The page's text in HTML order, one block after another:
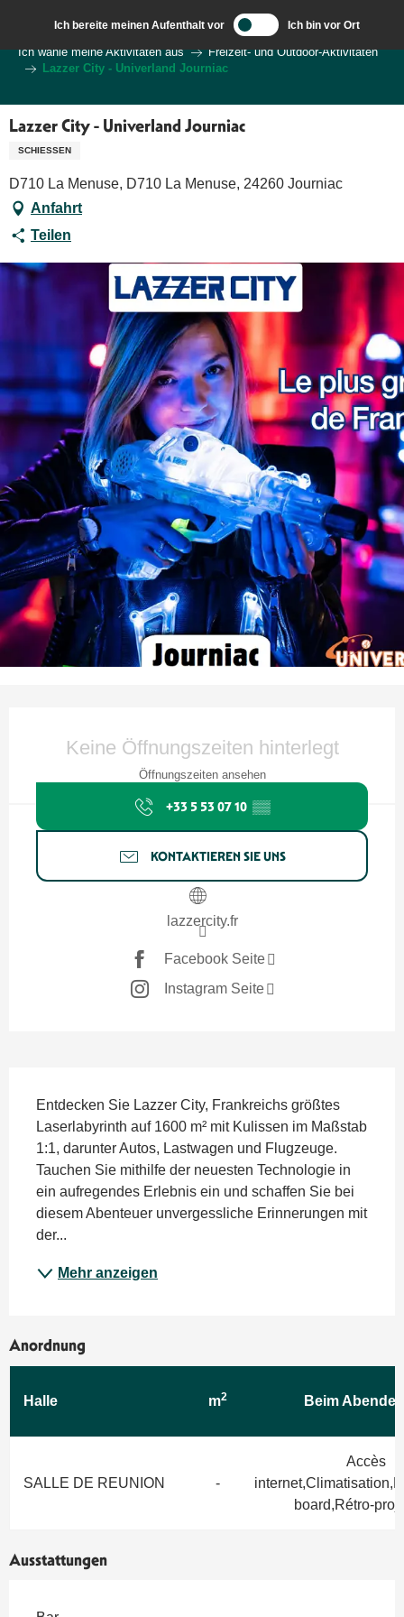
contenu
principal
Ich bereite meinen Aufenthalt vor Ich bin vor Ort
Ich wähle meine Aktivitäten aus
Freizeit- und Outdoor-Aktivitäten
Lazzer City - Univerland Journiac
Lazzer City - Univerland Journiac
SCHIESSEN
D710 La Menuse, D710 La Menuse, 24260 Journiac
Anfahrt
Teilen
Keine Öffnungszeiten hinterlegt
Öffnungszeiten ansehen
+33 5 53 07 10 ▒▒
KONTAKTIEREN SIE UNS
lazzercity.fr
Facebook Seite
Instagram Seite
Entdecken Sie Lazzer City, Frankreichs größtes
Laserlabyrinth auf 1600 m² mit Kulissen im Maßstab
1:1, darunter Autos, Lastwagen und Flugzeuge.
Tauchen Sie mithilfe der neuesten Technologie in
ein aufregendes Erlebnis ein und schaffen Sie bei
diesem Abenteuer unvergessliche Erinnerungen mit
der...
Mehr anzeigen
Anordnung
Halle m2 Beim
SALLE DE REUNION -
Accès
board,Rétro-
Ausstattungen